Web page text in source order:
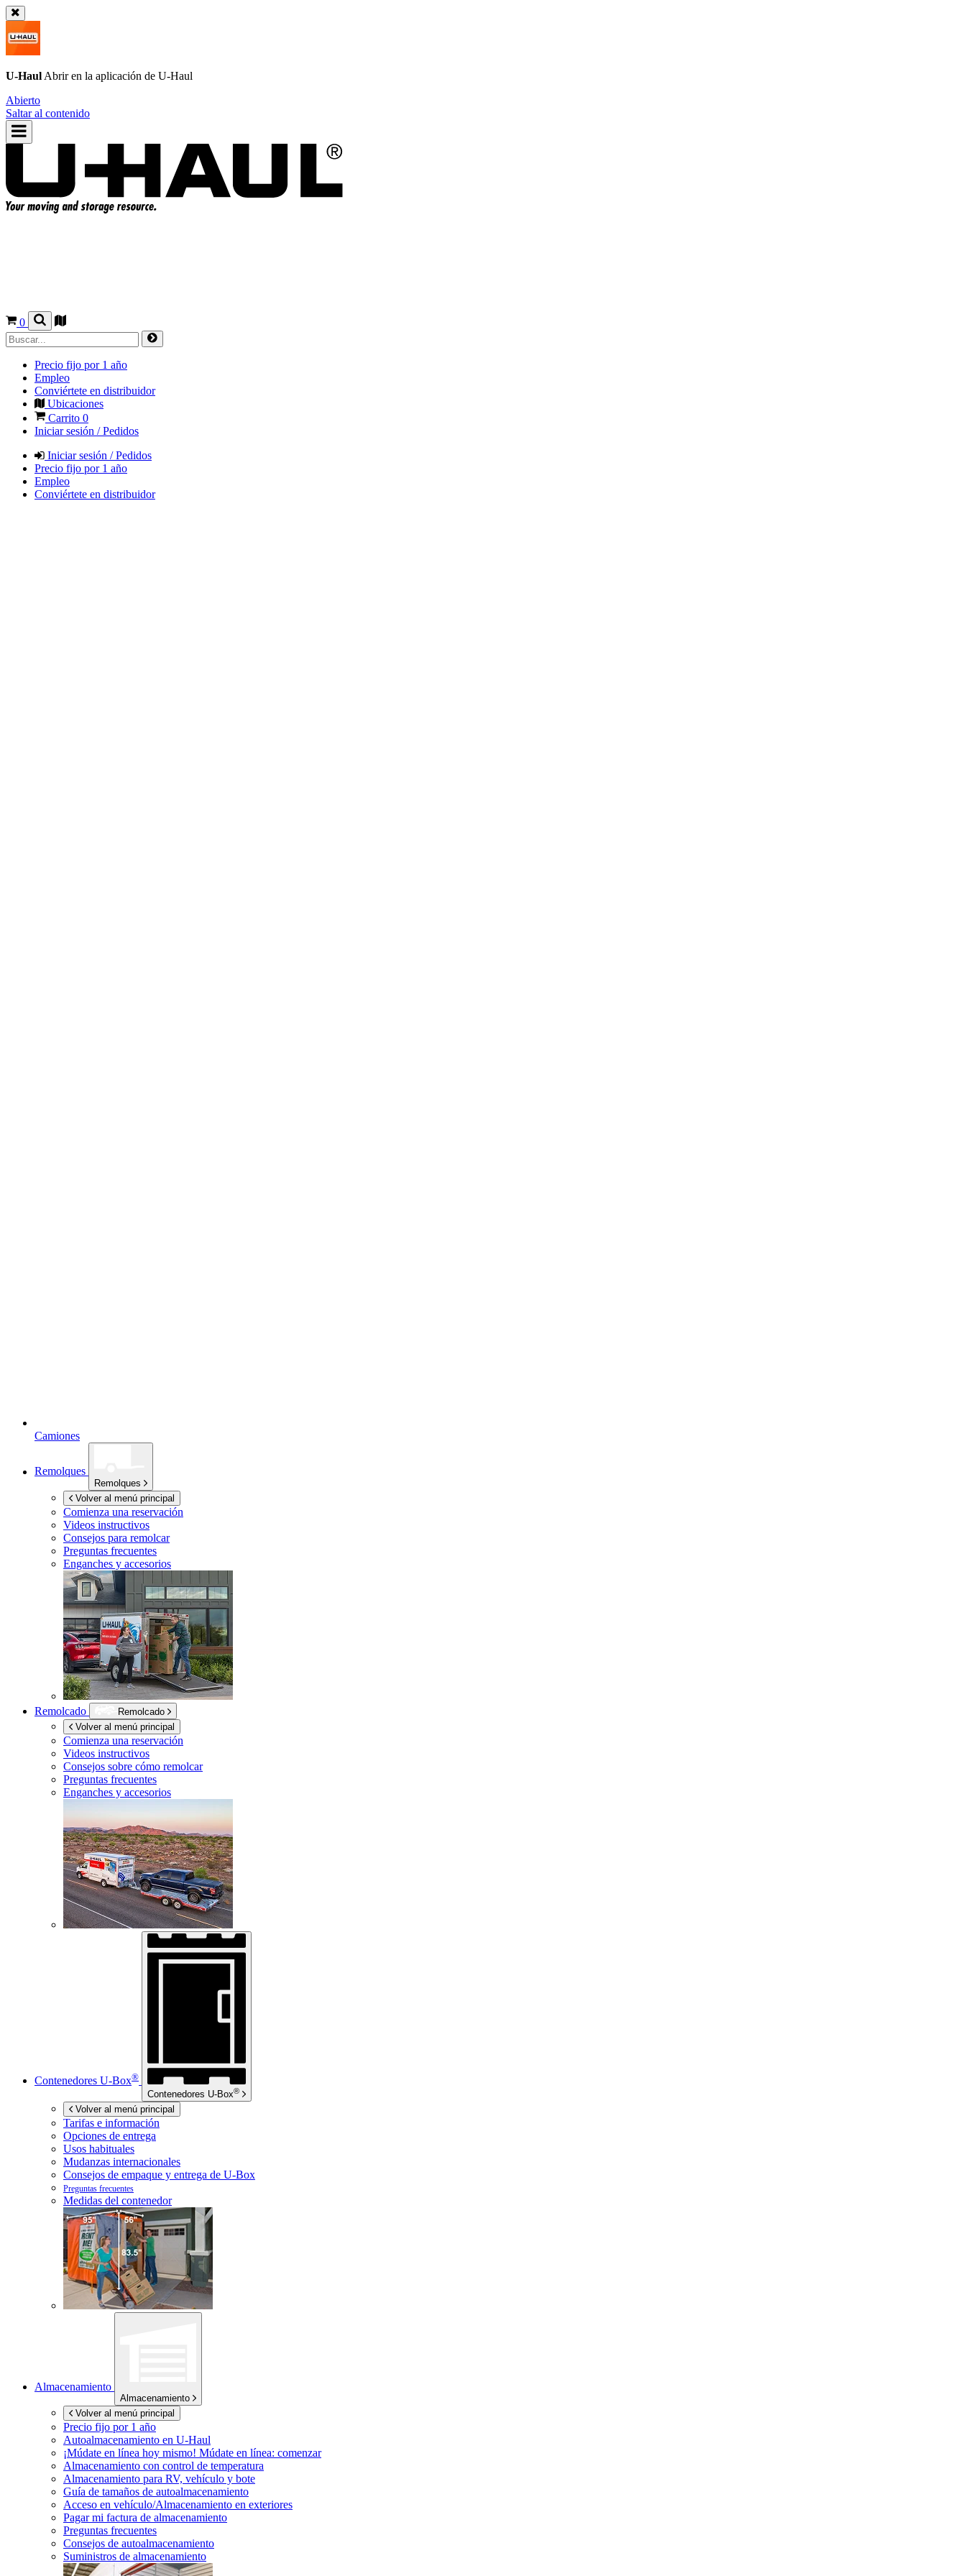
U-Haul Abrir en la aplicación de U-Haul
Abierto
Saltar al contenido
0
Precio fijo por 1 año
Empleo
Conviértete en distribuidor
Ubicaciones
Carrito 0
Iniciar sesión / Pedidos
Iniciar sesión / Pedidos
Precio fijo por 1 año
Empleo
Conviértete en distribuidor
Camiones
Remolques
Remolques
Volver al menú principal
Comienza una reservación
Videos instructivos
Consejos para remolcar
Preguntas frecuentes
Enganches y accesorios
Remolcado
Remolcado
Volver al menú principal
Comienza una reservación
Videos instructivos
Consejos sobre cómo remolcar
Preguntas frecuentes
Enganches y accesorios
Contenedores U-Box®
Contenedores U-Box®
Volver al menú principal
Tarifas e información
Opciones de entrega
Usos habituales
Mudanzas internacionales
Consejos de empaque y entrega de U-Box
Preguntas frecuentes
Medidas del contenedor
Almacenamiento
Almacenamiento
Volver al menú principal
Precio fijo por 1 año
Autoalmacenamiento en U-Haul
¡Múdate en línea hoy mismo! Múdate en línea: comenzar
Almacenamiento con control de temperatura
Almacenamiento para RV, vehículo y bote
Guía de tamaños de autoalmacenamiento
Acceso en vehículo/Almacenamiento en exteriores
Pagar mi factura de almacenamiento
Preguntas frecuentes
Consejos de autoalmacenamiento
Suministros de almacenamiento